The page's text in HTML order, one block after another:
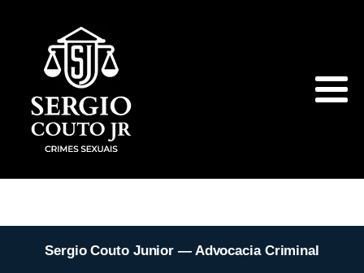
Sergio Couto Junior — Advocacia Criminal